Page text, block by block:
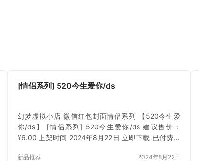
[情侣系列] 520今生爱你/ds
幻梦虚拟小店 微信红包封面情侣系列 【520今生爱
你/ds】 [情侣系列] 520今生爱你/ds 建议售价：
¥6.00 上架时间 2024年8月22日 立即下载 已付费？
新品推荐 2024年8月22日